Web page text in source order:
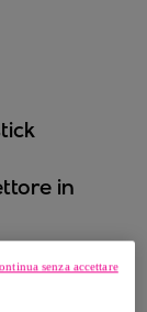
in
senza accettare